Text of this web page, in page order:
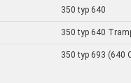
350 typ 640
350 typ 640
350 typ 693 (640